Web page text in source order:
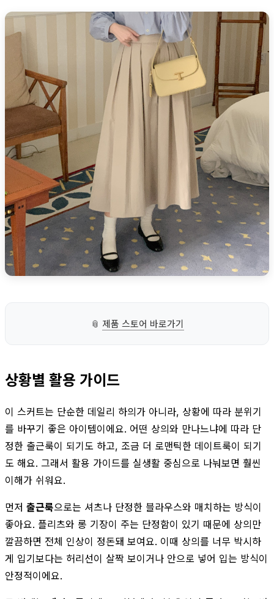
📎 제품 스토어 바로가기
상황별 활용 가이드
이 스커트는 단순한 데일리 하의가 아니라, 상황에 따라 분위기
를 바꾸기 좋은 아이템이에요. 어떤 상의와 만나느냐에 따라 단
정한 출근룩이 되기도 하고, 조금 더 로맨틱한 데이트룩이 되기
도 해요. 그래서 활용 가이드를 실생활 중심으로 나눠보면 훨씬
이해가 쉬워요.
먼저 출근룩으로는 셔츠나 단정한 블라우스와 매치하는 방식이
좋아요. 플리츠와 롱 기장이 주는 단정함이 있기 때문에 상의만
깔끔하면 전체 인상이 정돈돼 보여요. 이때 상의를 너무 박시하
게 입기보다는 허리선이 살짝 보이거나 안으로 넣어 입는 방식이
안정적이에요.